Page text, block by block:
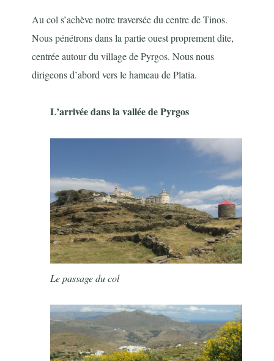
Au col s’achève notre traversée du centre de Tinos.
Nous pénétrons dans la partie ouest proprement dite,
centrée autour du village de Pyrgos. Nous nous
dirigeons d’abord vers le hameau de Platia.
L’arrivée dans la vallée de Pyrgos
Le passage du col